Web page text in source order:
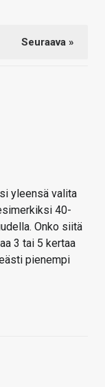
Seuraava »
yleensä valita
40-
Onko siitä
3 tai 5 kertaa
pienempi